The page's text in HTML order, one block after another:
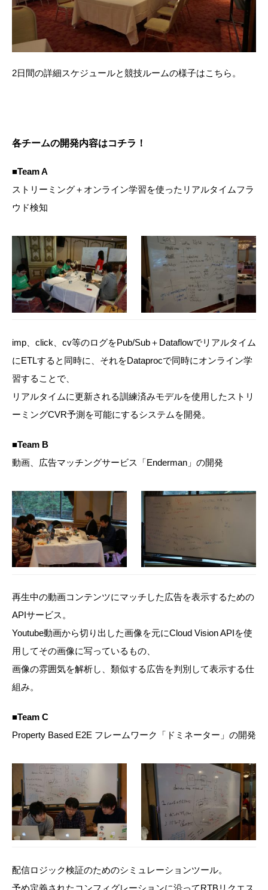
2日間の詳細スケジュールと競技ルームの様子はこちら。
各チームの開発内容はコチラ！
■Team A
ストリーミング＋オンライン学習を使ったリアルタイムフラ
ウド検知
imp、click、cv等のログをPub/Sub＋Dataflowでリアルタイム
にETLすると同時に、それをDataprocで同時にオンライン学
習することで、
リアルタイムに更新される訓練済みモデルを使用したストリ
ーミングCVR予測を可能にするシステムを開発。
■Team B
動画、広告マッチングサービス「Enderman」の開発
再生中の動画コンテンツにマッチした広告を表示するための
APIサービス。
Youtube動画から切り出した画像を元にCloud Vision APIを使
用してその画像に写っているもの、
画像の雰囲気を解析し、類似する広告を判別して表示する仕
組み。
■Team C
Property Based E2E フレームワーク「ドミネーター」の開発
配信ロジック検証のためのシミュレーションツール。
予め定義されたコンフィグレーションに沿ってRTBリクエス